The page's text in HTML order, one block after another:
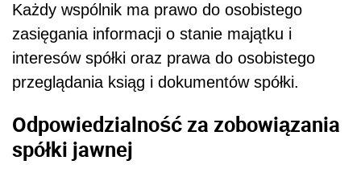
Każdy wspólnik ma prawo do osobistego
zasięgania informacji o stanie majątku i
interesów spółki oraz prawa do osobistego
przeglądania ksiąg i dokumentów spółki.
Odpowiedzialność za zobowiązania
spółki jawnej